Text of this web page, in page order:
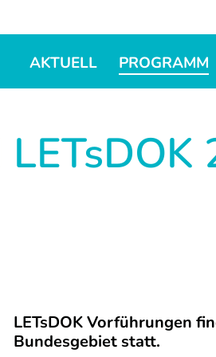
AKTUELL PROGRAMM
LETsDOK
LETsDOK Vorführungen
Bundesgebiet statt.